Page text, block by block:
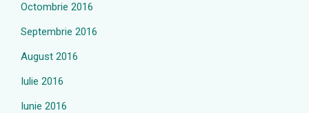
Octombrie 2016
Septembrie 2016
August 2016
Iulie 2016
Iunie 2016